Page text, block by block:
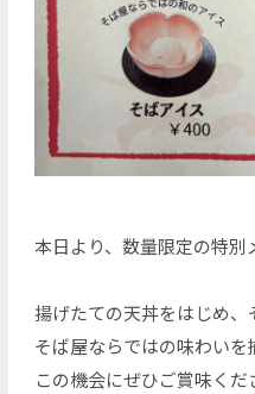
本日より、数量限定の特別
揚げたての天丼をはじめ、
そば屋ならではの味わいを
この機会にぜひご賞味くだ